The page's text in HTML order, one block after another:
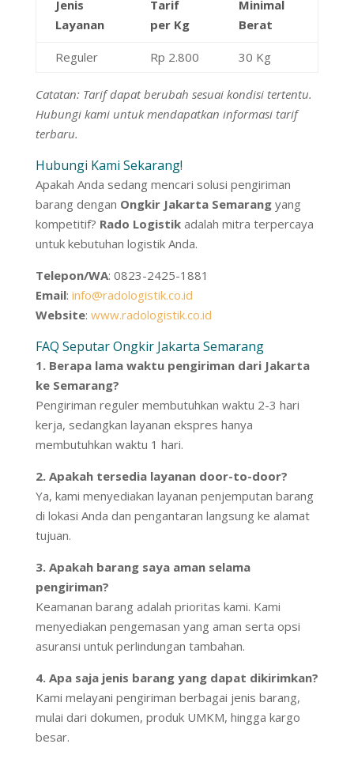
Jenis
Layanan
Tarif
per Kg
Minimal
Berat
Reguler Rp 2.800 30 Kg
Catatan: Tarif dapat berubah sesuai kondisi tertentu.
Hubungi kami untuk mendapatkan informasi tarif
terbaru.
Hubungi Kami Sekarang!
Apakah Anda sedang mencari solusi pengiriman
barang dengan Ongkir Jakarta Semarangyang
kompetitif? Rado Logistikadalah mitra terpercaya
untuk kebutuhan logistik Anda.
Telepon/WA: 0823-2425-1881
Email: info@radologistik.co.id
Website: www.radologistik.co.id
FAQ Seputar Ongkir Jakarta Semarang
1. Berapa lama waktu pengiriman dari Jakarta
ke Semarang?
Pengiriman reguler membutuhkan waktu 2-3 hari
kerja, sedangkan layanan ekspres hanya
membutuhkan waktu 1 hari.
2. Apakah tersedia layanan door-to-door?
Ya, kami menyediakan layanan penjemputan barang
di lokasi Anda dan pengantaran langsung ke alamat
tujuan.
3. Apakah barang saya aman selama
pengiriman?
Keamanan barang adalah prioritas kami. Kami
menyediakan pengemasan yang aman serta opsi
asuransi untuk perlindungan tambahan.
4. Apa saja jenis barang yang dapat dikirimkan?
Kami melayani pengiriman berbagai jenis barang,
mulai dari dokumen, produk UMKM, hingga kargo
besar.